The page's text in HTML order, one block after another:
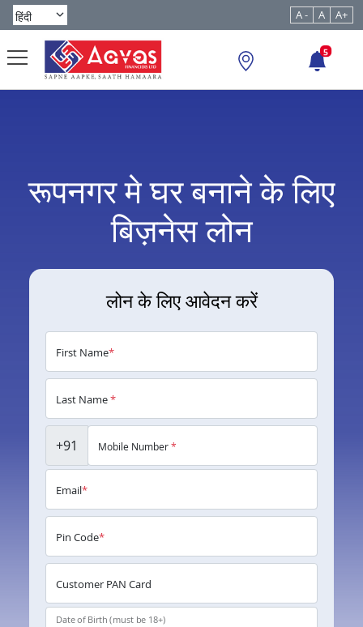
A - A A+
5
रूपनगर मे घर बनाने के लिए
बिज़नेस लोन
लोन के लिए आवेदन करें
First Name*
Last Name*
+91 Mobile Number*
Email*
Pin Code*
Customer PAN Card
Date of Birth (must be 18+)